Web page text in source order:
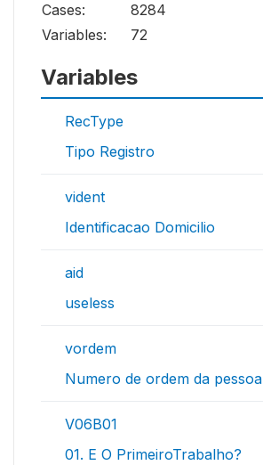
Cases:
8284
Variables:
72
Variables
RecType
Tipo Registro
vident
Identificacao Domicilio
aid
useless
vordem
Numero de ordem da pessoa
V06B01
01. E O PrimeiroTrabalho?